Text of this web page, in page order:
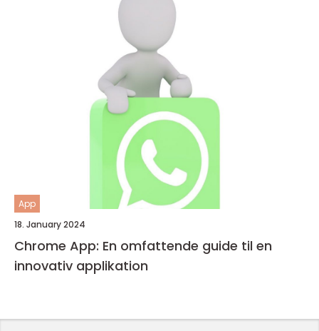
App
18. January 2024
Chrome App: En omfattende guide til en
innovativ applikation